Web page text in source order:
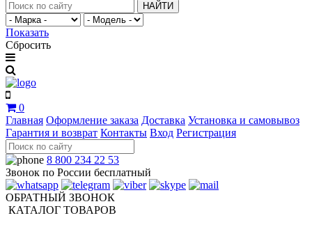
НАЙТИ
Показать
Сбросить
0
Главная Оформление заказа Доставка Установка и самовывоз
Гарантия и возврат Контакты Вход Регистрация
8 800 234 22 53
Звонок по России бесплатный
ОБРАТНЫЙ ЗВОНОК
КАТАЛОГ ТОВАРОВ